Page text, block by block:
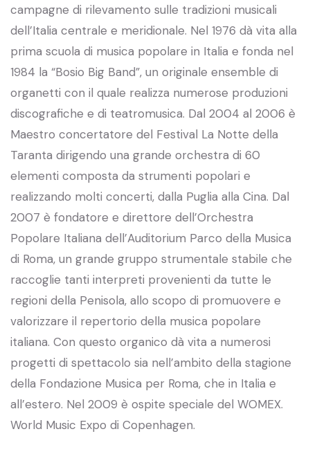
campagne di rilevamento sulle tradizioni musicali
dell’Italia centrale e meridionale. Nel 1976 dà vita alla
prima scuola di musica popolare in Italia e fonda nel
1984 la “Bosio Big Band”, un originale ensemble di
organetti con il quale realizza numerose produzioni
discografiche e di teatromusica. Dal 2004 al 2006 è
Maestro concertatore del Festival La Notte della
Taranta dirigendo una grande orchestra di 60
elementi composta da strumenti popolari e
realizzando molti concerti, dalla Puglia alla Cina. Dal
2007 è fondatore e direttore dell’Orchestra
Popolare Italiana dell’Auditorium Parco della Musica
di Roma, un grande gruppo strumentale stabile che
raccoglie tanti interpreti provenienti da tutte le
regioni della Penisola, allo scopo di promuovere e
valorizzare il repertorio della musica popolare
italiana. Con questo organico dà vita a numerosi
progetti di spettacolo sia nell’ambito della stagione
della Fondazione Musica per Roma, che in Italia e
all’estero. Nel 2009 è ospite speciale del WOMEX.
World Music Expo di Copenhagen.